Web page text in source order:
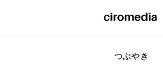
つぶやき